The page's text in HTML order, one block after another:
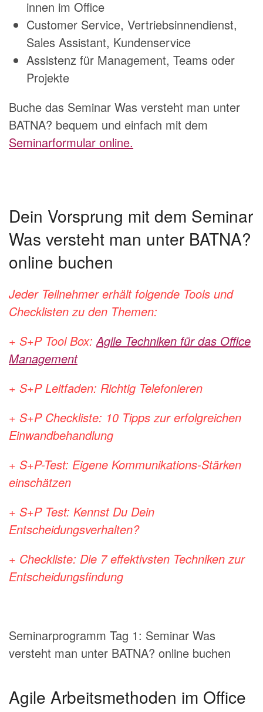
innen im Office
Customer Service, Vertriebsinnendienst,
Sales Assistant, Kundenservice
Assistenz für Management, Teams oder
Projekte
Buche das Seminar Was versteht man unter
BATNA? bequem und einfach mit dem
Seminarformular online.
Dein Vorsprung mit dem Seminar
Was versteht man unter BATNA?
online buchen
Jeder Teilnehmer erhält folgende Tools und
Checklisten zu den Themen:
+ S+P Tool Box: Agile Techniken für das Office
Management
+ S+P Leitfaden: Richtig Telefonieren
+ S+P Checkliste: 10 Tipps zur erfolgreichen
Einwandbehandlung
+ S+P-Test: Eigene Kommunikations-Stärken
einschätzen
+ S+P Test: Kennst Du Dein
Entscheidungsverhalten?
+ Checkliste: Die 7 effektivsten Techniken zur
Entscheidungsfindung
Seminarprogramm Tag 1: Seminar Was
versteht man unter BATNA? online buchen
Agile Arbeitsmethoden im Office